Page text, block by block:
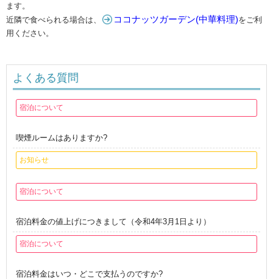
ます。
近隣で食べられる場合は、
ココナッツガーデン(中華料理)をご利
用ください。
よくある質問
宿泊について
喫煙ルームはありますか?
お知らせ
宿泊について
宿泊料金の値上げにつきまして（令和4年3月1日より）
宿泊について
宿泊料金はいつ・どこで支払うのですか?